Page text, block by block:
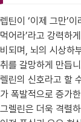
렙틴이 ‘이제 그만’
먹어라’라고 강력하
비되며, 뇌의 시상하
취를 갈망하게 만듭
렐린의 신호라고 할
가 폭발적으로 증가
그렐린은 더욱 격렬